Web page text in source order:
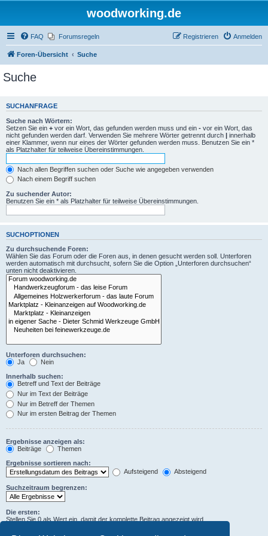
woodworking.de
FAQ Forumsregeln Anmelden
Registrieren
Foren-Übersicht Suche
Suche
SUCHANFRAGE
Suche nach Wörtern:
Setzen Sie ein + vor ein Wort, das gefunden werden muss und ein - vor ein Wort, das
nicht gefunden werden darf. Verwenden Sie mehrere Wörter getrennt durch | innerhalb
einer Klammer, wenn nur eines der Wörter gefunden werden muss. Benutzen Sie ein *
als Platzhalter für teilweise Übereinstimmungen.
Nach allen Begriffen suchen oder Suche wie angegeben verwenden
Nach einem Begriff suchen
Zu suchender Autor:
Benutzen Sie ein * als Platzhalter für teilweise Übereinstimmungen.
SUCHOPTIONEN
Zu durchsuchende Foren:
Wählen Sie das Forum oder die Foren aus, in denen gesucht werden soll. Unterforen
werden automatisch mit durchsucht, sofern Sie die Option „Unterforen durchsuchen“
unten nicht deaktivieren.
Unterforen durchsuchen:
Ja
Nein
Innerhalb suchen:
Betreff und Text der Beiträge
Nur im Text der Beiträge
Nur im Betreff der Themen
Nur im ersten Beitrag der Themen
Ergebnisse anzeigen als:
Beiträge
Themen
Ergebnisse sortieren nach:
Aufsteigend
Absteigend
Suchzeitraum begrenzen:
Die ersten:
Stellen Sie 0 als Wert ein, damit der komplette Beitrag angezeigt wird.